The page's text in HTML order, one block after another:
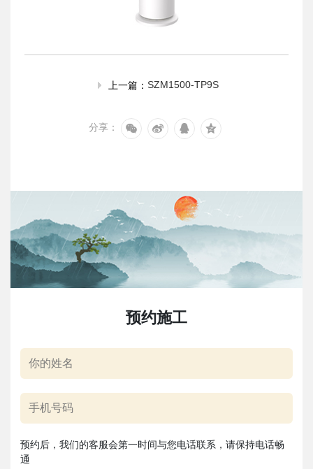
预约施工
预约后，我们的客服会第一时间与您电话联系，请保持电话畅
通
上一篇： SZM1500-TP9S
分享：